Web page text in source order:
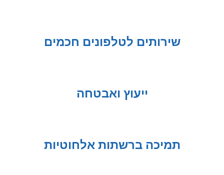
​שירותים לטלפונים חכמים
​ייעוץ ואבטחה
תמיכה ברשתות אלחוטיות